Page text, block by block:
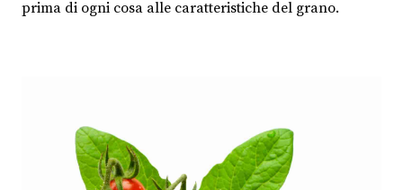
prima di ogni cosa alle caratteristiche del grano.